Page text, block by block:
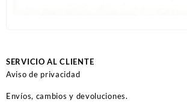
SERVICIO AL CLIENTE
Aviso de privacidad
Envíos, cambios y devoluciones.